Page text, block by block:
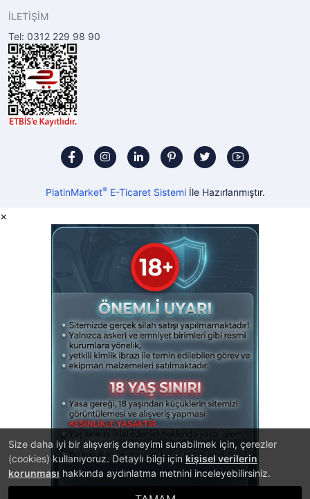
Size daha iyi bir alışveriş deneyimi sunabilmek için, çerezler
(cookies) kullanıyoruz. Detaylı bilgi için kişisel verilerin
korunması hakkında aydınlatma metnini inceleyebilirsiniz.
İLETİŞİM
Tel: 0312 229 98 90
PlatinMarket®E-Ticaret Sistemiİle Hazırlanmıştır.
×